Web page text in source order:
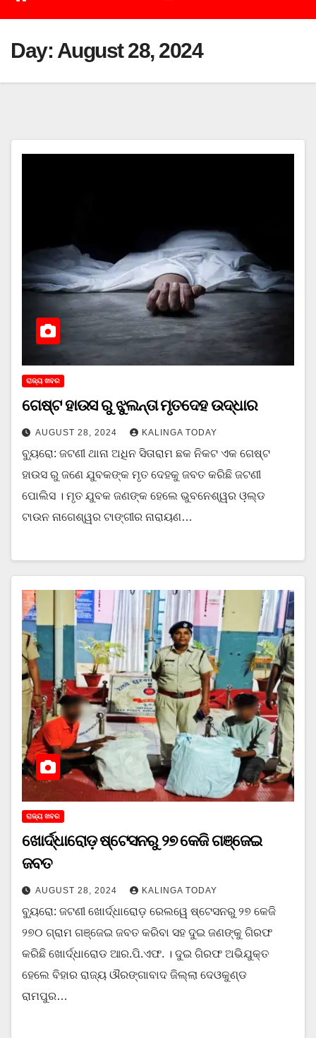
Day: August 28, 2024
ରାଜ୍ୟ ଖବର
ଗେଷ୍ଟ ହାଉସ ରୁ ଝୁଲନ୍ତା ମୃତଦେହ ଉଦ୍ଧାର
AUGUST 28, 2024 KALINGA TODAY
ବ୍ୟୁରୋ: ଜଟଣୀ ଥାନା ଅଧିନ ସିତାରାମ ଛକ ନିକଟ ଏକ ଗେଷ୍ଟ
ହାଉସ ରୁ ଜଣେ ଯୁବକଙ୍କ ମୃତ ଦେହକୁ ଜବତ କରିଛି ଜଟଣୀ
ପୋଲିସ । ମୃତ ଯୁବକ ଜଣଙ୍କ ହେଲେ ଭୁବନେଶ୍ୱର ଓ଼ଲ୍ଡ
ଟାଉନ ନାଗେଶ୍ୱର ଟାଙ୍ଗୀର ନାରାୟଣ…
ରାଜ୍ୟ ଖବର
ଖୋର୍ଦ୍ଧାରୋଡ଼ ଷ୍ଟେସନରୁ ୨୭ କେଜି ଗଞ୍ଜେଇ
ଜବତ
AUGUST 28, 2024 KALINGA TODAY
ବ୍ୟୁରୋ: ଜଟଣୀ ଖୋର୍ଦ୍ଧାରୋଡ଼ ରେଲୱେ ଷ୍ଟେସନରୁ ୨୭ କେଜି
୨୭୦ ଗ୍ରାମ ଗଞ୍ଜେଇ ଜବତ କରିବା ସହ ଦୁଇ ଜଣଙ୍କୁ ଗିରଫ
କରିଛି ଖୋର୍ଦ୍ଧାରୋଡ ଆର.ପି.ଏଫ. । ଦୁଇ ଗିରଫ ଅଭିଯୁକ୍ତ
ହେଲେ ବିହାର ରାଜ୍ୟ ଔରଙ୍ଗାବାଦ ଜିଲ୍ଲା ଦେଓକୁଣ୍ଡ
ରାମପୁର…